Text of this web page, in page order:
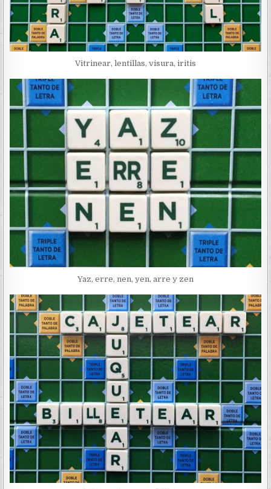
Vitrinear, lentillas, visura, iritis
Yaz, erre, nen, yen, arre y zen